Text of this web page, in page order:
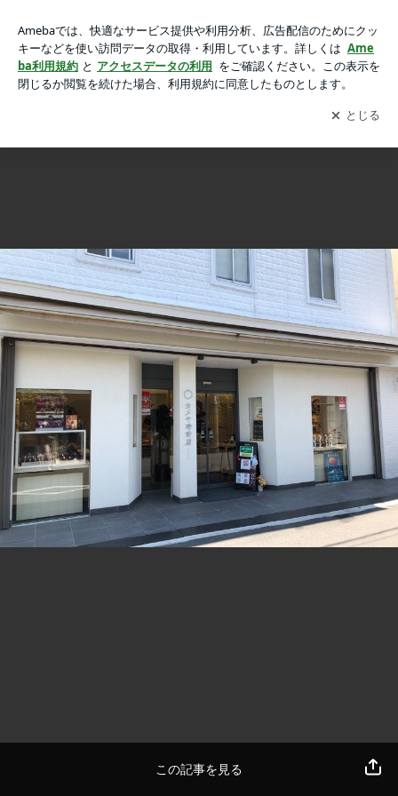
にメガネの跡がつかないサングラス」の画像 11枚中11枚目
もう化粧くずれの心配なし！軽くて、UVカットもお任せ「鼻にメガネの跡がつかないサングラス」
この記事を見る